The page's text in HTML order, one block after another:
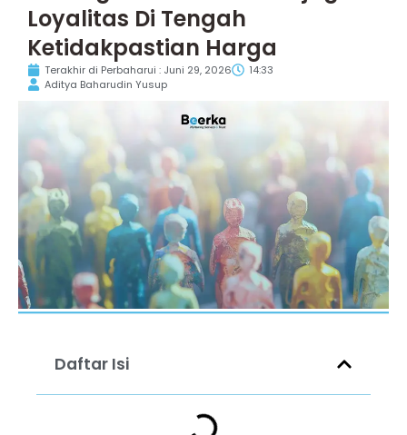
Loyalitas Di Tengah
Ketidakpastian Harga
Terakhir di Perbaharui : Juni 29, 2026
14:33
Aditya Baharudin Yusup
Daftar Isi